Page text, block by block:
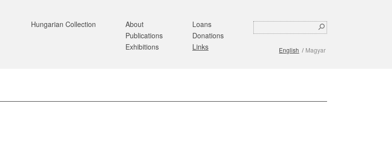
Hungarian Collection
About
Publications
Exhibitions
Loans
Donations
Links
Search
Search
English Magyar